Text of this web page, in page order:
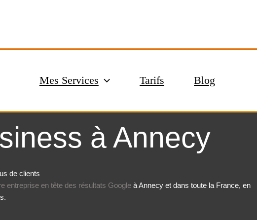
Mes Services Tarifs Blog
à Annecy
de clients
entreprise en tête des résultats Google à Annecy et dans toute la France, en